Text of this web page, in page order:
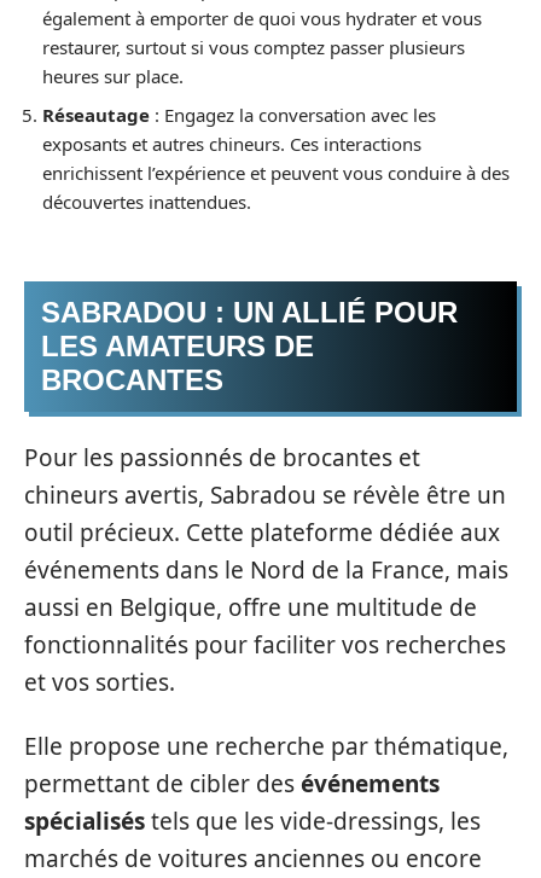
également à emporter de quoi vous hydrater et vous
restaurer, surtout si vous comptez passer plusieurs
heures sur place.
Réseautage : Engagez la conversation avec les
exposants et autres chineurs. Ces interactions
enrichissent l’expérience et peuvent vous conduire à des
découvertes inattendues.
SABRADOU : UN ALLIÉ POUR
LES AMATEURS DE
BROCANTES
Pour les passionnés de brocantes et
chineurs avertis, Sabradou se révèle être un
outil précieux. Cette plateforme dédiée aux
événements dans le Nord de la France, mais
aussi en Belgique, offre une multitude de
fonctionnalités pour faciliter vos recherches
et vos sorties.
Elle propose une recherche par thématique,
permettant de cibler desévénements
spécialiséstels que les vide-dressings, les
marchés de voitures anciennes ou encore